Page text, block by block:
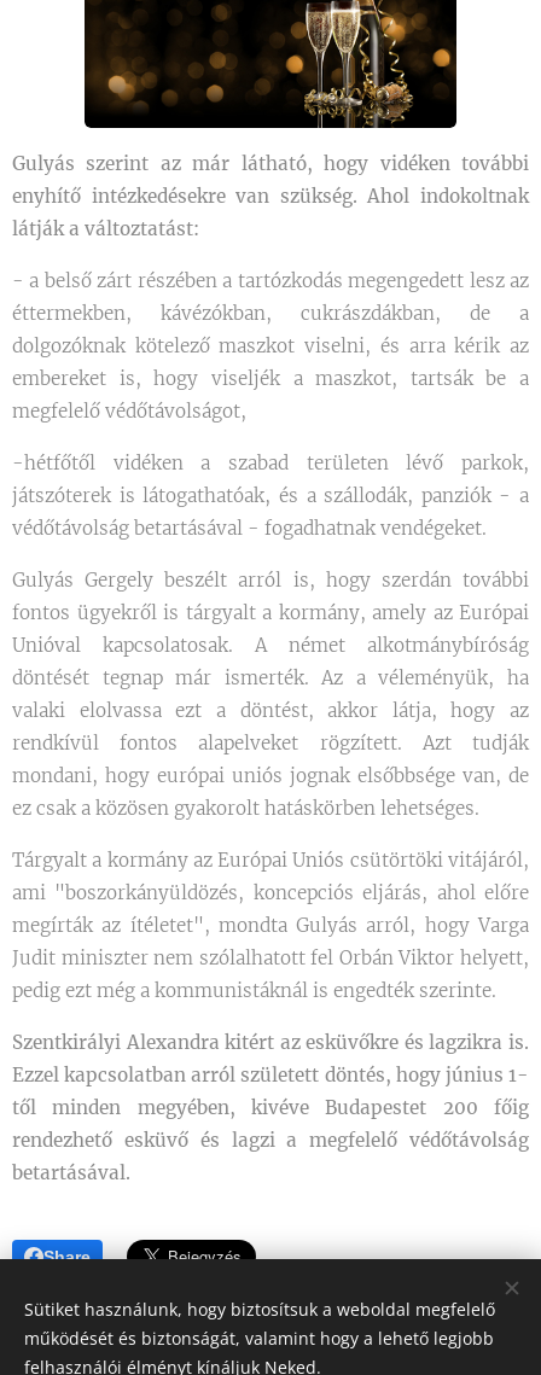
Gulyás szerint az már látható, hogy vidéken további
enyhítő intézkedésekre van szükség. Ahol indokoltnak
látják a változtatást:
- a belső zárt részében a tartózkodás megengedett lesz az
éttermekben, kávézókban, cukrászdákban, de a
dolgozóknak kötelező maszkot viselni, és arra kérik az
embereket is, hogy viseljék a maszkot, tartsák be a
megfelelő védőtávolságot,
-hétfőtől vidéken a szabad területen lévő parkok,
játszóterek is látogathatóak, és a szállodák, panziók - a
védőtávolság betartásával - fogadhatnak vendégeket.
Gulyás Gergely beszélt arról is, hogy szerdán további
fontos ügyekről is tárgyalt a kormány, amely az Európai
Unióval kapcsolatosak. A német alkotmánybíróság
döntését tegnap már ismerték. Az a véleményük, ha
valaki elolvassa ezt a döntést, akkor látja, hogy az
rendkívül fontos alapelveket rögzített. Azt tudják
mondani, hogy európai uniós jognak elsőbbsége van, de
ez csak a közösen gyakorolt hatáskörben lehetséges.
Tárgyalt a kormány az Európai Uniós csütörtöki vitájáról,
ami "boszorkányüldözés, koncepciós eljárás, ahol előre
megírták az ítéletet", mondta Gulyás arról, hogy Varga
Judit miniszter nem szólalhatott fel Orbán Viktor helyett,
pedig ezt még a kommunistáknál is engedték szerinte.
Szentkirályi Alexandra kitért az esküvőkre és lagzikra is.
Ezzel kapcsolatban arról született döntés, hogy június 1-
től minden megyében, kivéve Budapestet 200 főig
rendezhető esküvő és lagzi a megfelelő védőtávolság
betartásával.
Share
Sütiket használunk, hogy biztosítsuk a weboldal megfelelő
működését és biztonságát, valamint hogy a lehető legjobb
felhasználói élményt kínáljuk Neked.